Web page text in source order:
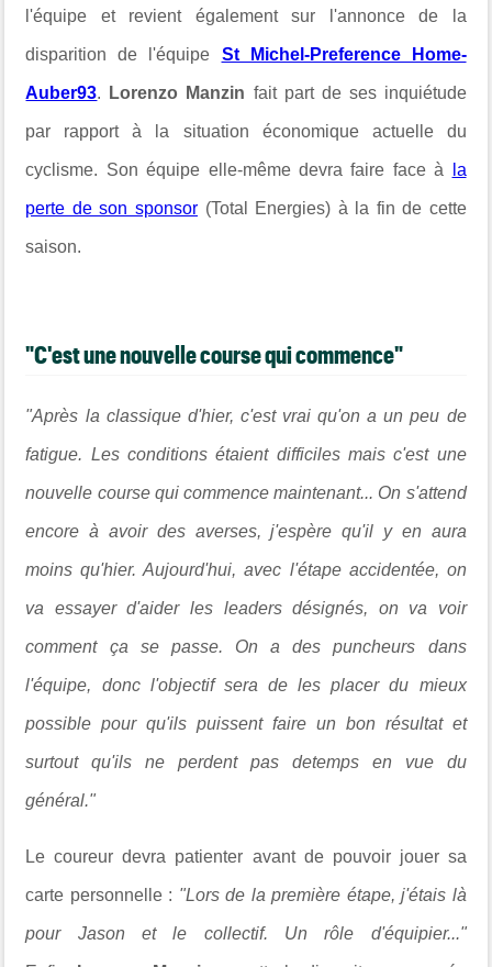
l'équipe et revient également sur l'annonce de la
disparition de l'équipe St Michel-Preference Home-
Auber93. Lorenzo Manzin fait part de ses inquiétude
par rapport à la situation économique actuelle du
cyclisme. Son équipe elle-même devra faire face à la
perte de son sponsor (Total Energies) à la fin de cette
saison.
"C'est une nouvelle course qui commence"
"Après la classique d'hier, c'est vrai qu'on a un peu de
fatigue. Les conditions étaient difficiles mais c'est une
nouvelle course qui commence maintenant... On s'attend
encore à avoir des averses, j'espère qu'il y en aura
moins qu'hier. Aujourd'hui, avec l'étape accidentée, on
va essayer d'aider les leaders désignés, on va voir
comment ça se passe. On a des puncheurs dans
l'équipe, donc l'objectif sera de les placer du mieux
possible pour qu'ils puissent faire un bon résultat et
surtout qu'ils ne perdent pas detemps en vue du
général."
Le coureur devra patienter avant de pouvoir jouer sa
carte personnelle : "Lors de la première étape, j'étais là
pour Jason et le collectif. Un rôle d'équipier..."